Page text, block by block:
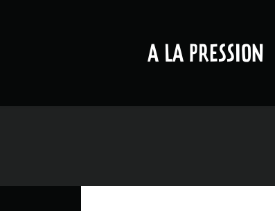
A LA PRESSION